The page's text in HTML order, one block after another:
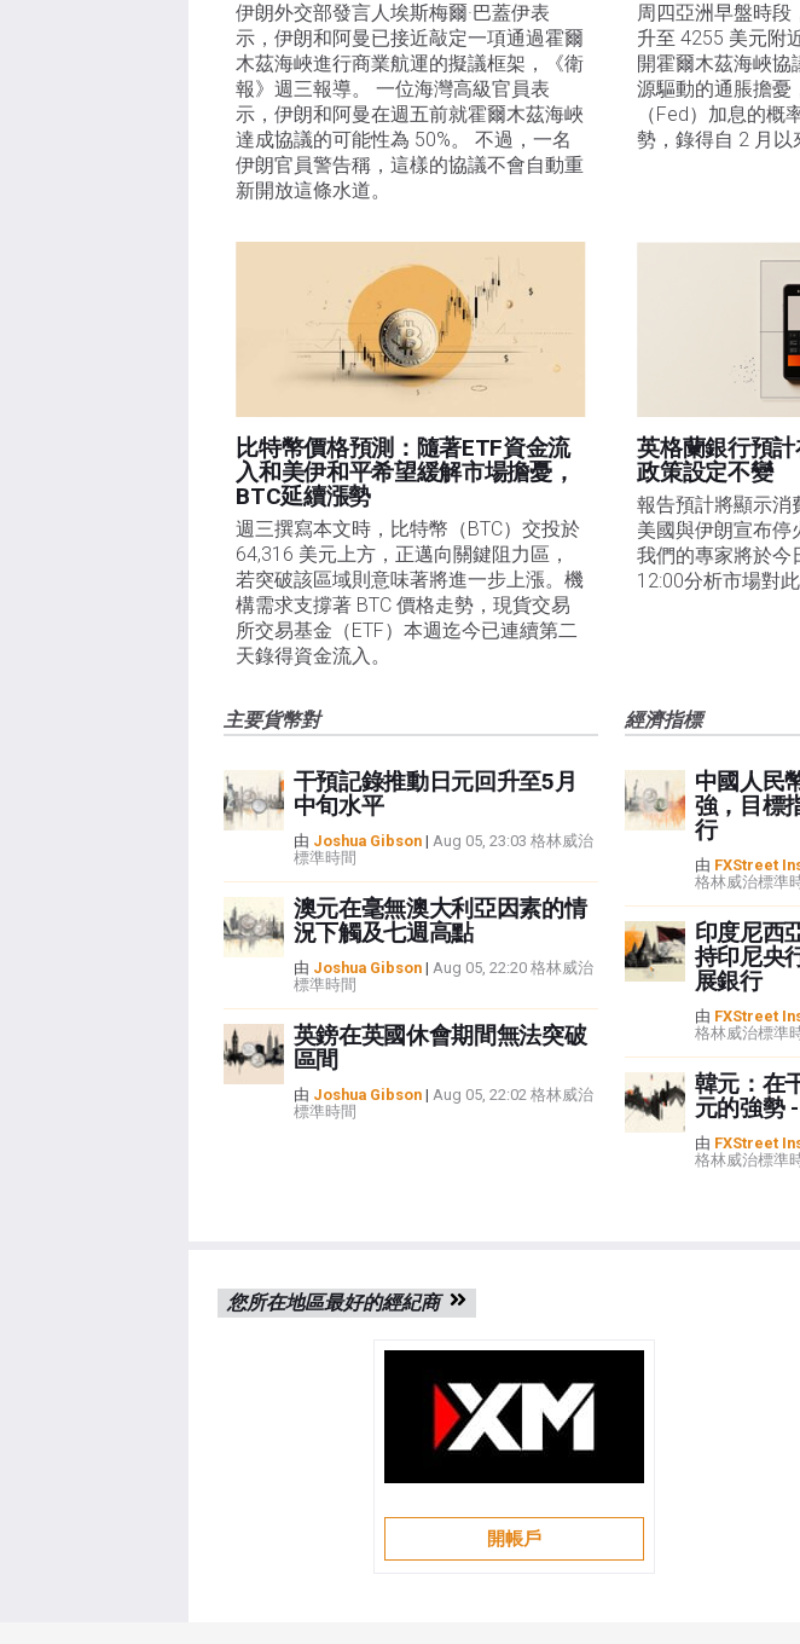
伊朗外交部發言人埃斯梅爾·巴蓋伊表
示，伊朗和阿曼已接近敲定一項通過霍爾
木茲海峽進行商業航運的擬議框架，《衛
報》週三報導。 一位海灣高級官員表
示，伊朗和阿曼在週五前就霍爾木茲海峽
達成協議的可能性為 50%。 不過，一名
伊朗官員警告稱，這樣的協議不會自動重
新開放這條水道。
周四亞洲早盤時段
升至 4255 美元附
開霍爾木茲海峽
源驅動的通脹擔憂
（Fed）加息的概
勢，錄得自 2 月以
比特幣價格預測：隨著ETF資金流
入和美伊和平希望緩解市場擔憂，
BTC延續漲勢
週三撰寫本文時，比特幣（BTC）交投於
64,316 美元上方，正邁向關鍵阻力區，
若突破該區域則意味著將進一步上漲。機
構需求支撐著 BTC 價格走勢，現貨交易
所交易基金（ETF）本週迄今已連續第二
天錄得資金流入。
英格蘭銀行預
政策設定不變
報告預計將顯示消
美國與伊朗宣布停
我們的專家將於今
12:00分析市場對
主要貨幣對
干預記錄推動日元回升至5月
中旬水平
由 Joshua Gibson| Aug 05, 23:03 格林威治
標準時間
澳元在毫無澳大利亞因素的情
況下觸及七週高點
由 Joshua Gibson| Aug 05, 22:20 格林威治
標準時間
英鎊在英國休會期間無法突破
區間
由 Joshua Gibson| Aug 05, 22:02 格林威治
標準時間
經濟指標
中國人民
強，目標
行
由 FXStreet
格林威治標準
印度尼西
持印尼央
展銀行
由 FXStreet
格林威治標準
韓元：在
元的強勢
由 FXStreet
格林威治標準
您所在地區最好的經紀商
開帳戶